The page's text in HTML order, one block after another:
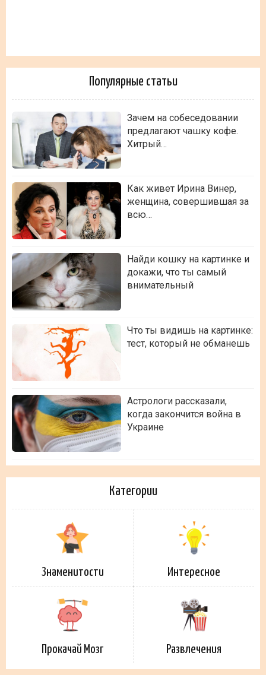
Популярные статьи
Зачем на собеседовании
предлагают чашку кофе.
Хитрый…
Как живет Ирина Винер,
женщина, совершившая за
всю…
Найди кошку на картинке и
докажи, что ты самый
внимательный
Что ты видишь на картинке:
тест, который не обманешь
Астрологи рассказали,
когда закончится война в
Украине
Категории
Знаменитости Интересное
Прокачай Мозг Развлечения